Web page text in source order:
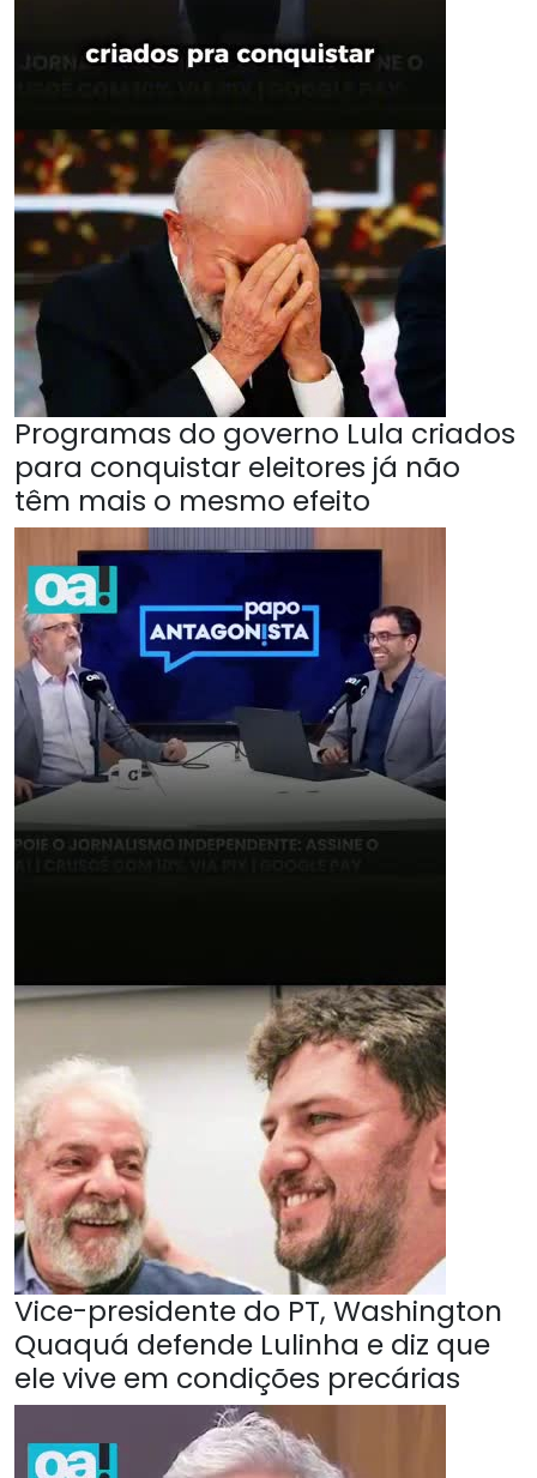
Programas do governo Lula criados
para conquistar eleitores já não
têm mais o mesmo efeito
Vice-presidente do PT, Washington
Quaquá defende Lulinha e diz que
ele vive em condições precárias